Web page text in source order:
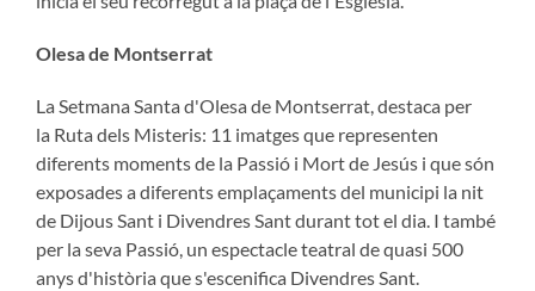
Olesa de Montserrat
La Setmana Santa d'Olesa de Montserrat, destaca per
la Ruta dels Misteris: 11 imatges que representen
diferents moments de la Passió i Mort de Jesús i que són
exposades a diferents emplaçaments del municipi la nit
de Dijous Sant i Divendres Sant durant tot el dia. I també
per la seva Passió, un espectacle teatral de quasi 500
anys d'història que s'escenifica Divendres Sant.